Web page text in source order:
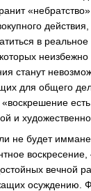
в
неизбежно
станут
для общего
и
не будет
вечной
осуждению.